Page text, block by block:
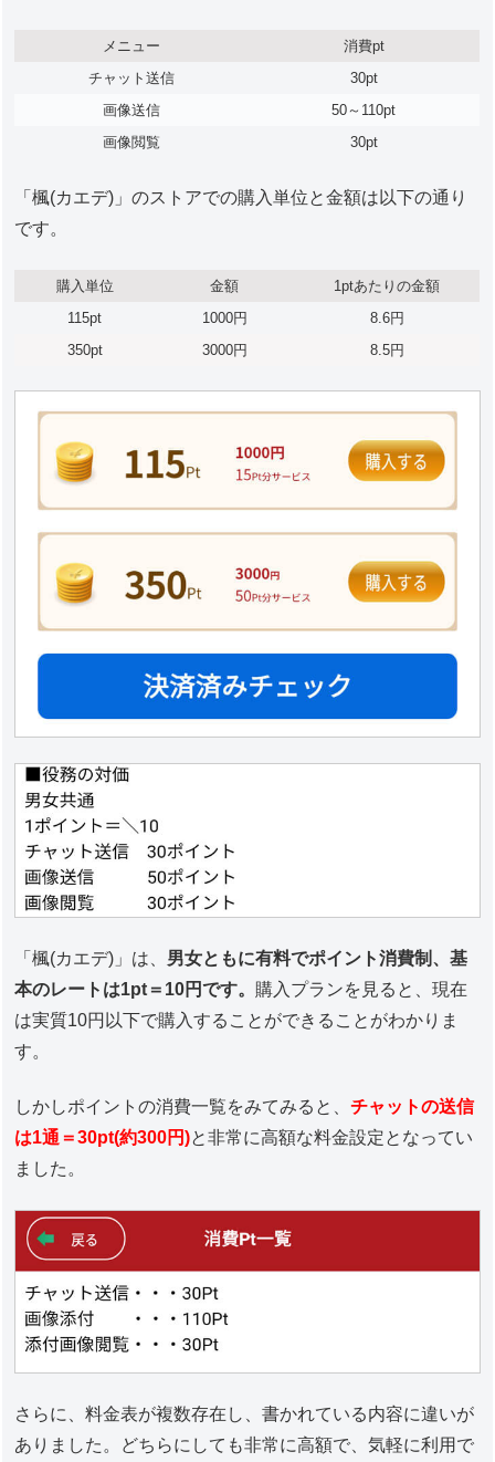
メニュー
消費pt
チャット送信
30pt
画像送信
50～110pt
画像閲覧
30pt
「楓(カエデ)」のストアでの購入単位と金額は以下の通り
です。
購入単位 金額
1ptあたりの金額
115pt
1000円
8.6円
350pt
3000円 8.5円
「楓(カエデ)」は、 男女ともに有料でポイント消費制、基
本のレートは1pt＝10円です。 購入プランを見ると、現在
は実質10円以下で購入することができることがわかりま
す。
しかしポイントの消費一覧をみてみると、チャットの送信
は1通＝30pt(約300円)と非常に高額な料金設定となってい
ました。
さらに、料金表が複数存在し、書かれている内容に違いが
ありました。どちらにしても非常に高額で、気軽に利用で